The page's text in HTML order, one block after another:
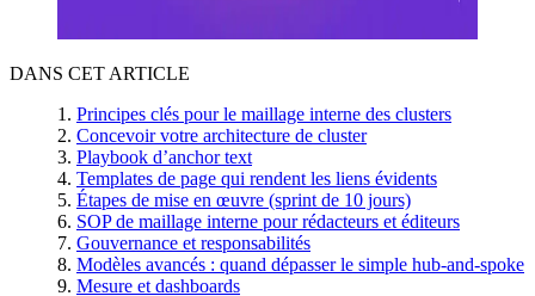
DANS CET ARTICLE
Principes clés pour le maillage interne des clusters
Concevoir votre architecture de cluster
Playbook d’anchor text
Templates de page qui rendent les liens évidents
Étapes de mise en œuvre (sprint de 10 jours)
SOP de maillage interne pour rédacteurs et éditeurs
Gouvernance et responsabilités
Modèles avancés : quand dépasser le simple hub-and-spoke
Mesure et dashboards